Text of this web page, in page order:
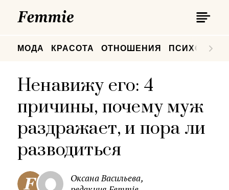
МОДА КРАСОТА ОТНОШЕНИЯ
Ненавижу его: 4
причины, почему муж
раздражает, и пора ли
разводиться
Оксана Васильева,